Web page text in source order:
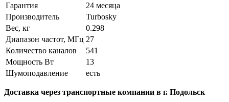
Гарантия
24 месяца
Производитель
Turbosky
Вес, кг
0.298
Диапазон частот, МГц 27
Количество каналов
541
Мощность Вт
13
Шумоподавление
есть
Доставка через транспортные компании в г. Подольск